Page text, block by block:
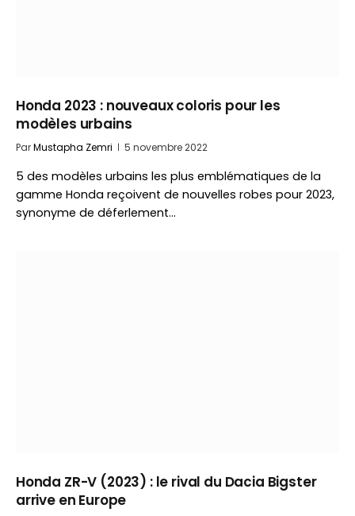
Honda 2023 : nouveaux coloris pour les
modèles urbains
ParMustapha Zemri 5 novembre 2022
5 des modèles urbains les plus emblématiques de la
gamme Honda reçoivent de nouvelles robes pour 2023,
synonyme de déferlement…
Honda ZR-V (2023) : le rival du Dacia Bigster
arrive en Europe